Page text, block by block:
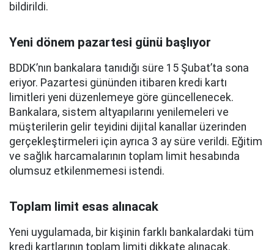
bildirildi.
Yeni dönem pazartesi günü başlıyor
BDDK’nın bankalara tanıdığı süre 15 Şubat’ta sona
eriyor. Pazartesi gününden itibaren kredi kartı
limitleri yeni düzenlemeye göre güncellenecek.
Bankalara, sistem altyapılarını yenilemeleri ve
müşterilerin gelir teyidini dijital kanallar üzerinden
gerçekleştirmeleri için ayrıca 3 ay süre verildi. Eğitim
ve sağlık harcamalarının toplam limit hesabında
olumsuz etkilenmemesi istendi.
Toplam limit esas alınacak
Yeni uygulamada, bir kişinin farklı bankalardaki tüm
kredi kartlarının toplam limiti dikkate alınacak.